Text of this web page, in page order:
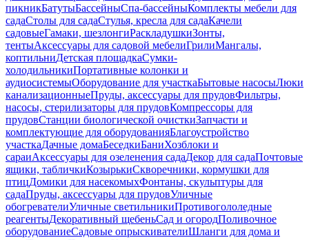
пикникБатутыБассейныСпа-бассейныКомплекты мебели для
садаСтолы для садаСтулья, кресла для садаКачели
садовыеГамаки, шезлонгиРаскладушкиЗонты,
тентыАксессуары для садовой мебелиГрилиМангалы,
коптильниДетская площадкаСумки-
холодильникиПортативные колонки и
аудиосистемыОборудование для участкаБытовые насосыЛюки
канализационныеПруды, аксессуары для прудовФильтры,
насосы, стерилизаторы для прудовКомпрессоры для
прудовСтанции биологической очисткиЗапчасти и
комплектующие для оборудованияБлагоустройство
участкаДачные домаБеседкиБаниХозблоки и
сараиАксессуары для озеленения садаДекор для садаПочтовые
ящики, табличкиКозырькиСкворечники, кормушки для
птицДомики для насекомыхФонтаны, скульптуры для
садаПруды, аксессуары для прудовУличные
обогревателиУличные светильникиПротивогололедные
реагентыДекоративный щебеньСад и огородПоливочное
оборудованиеСадовые опрыскивателиШланги для дома и